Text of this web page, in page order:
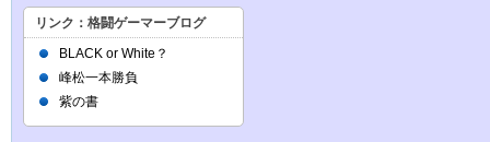
リンク：格闘ゲーマーブログ
BLACK or White？
峰松一本勝負
紫の書